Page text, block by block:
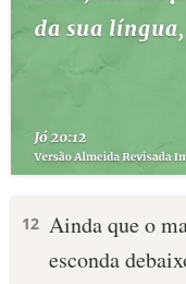
12 Ainda que o
esconda